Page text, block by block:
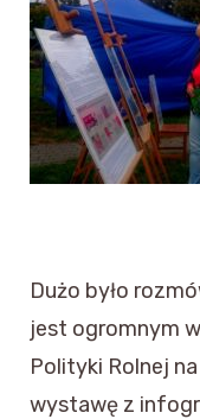
Dużo było
jest ogromnym
Polityki Rolnej
wystawę z